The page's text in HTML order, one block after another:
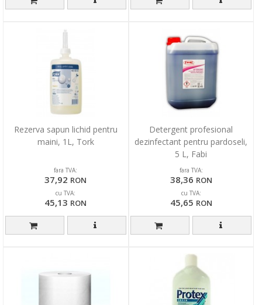
Rezerva sapun lichid pentru
maini, 1L, Tork
fara TVA:
37,92 RON
cu TVA:
45,13 RON
Detergent profesional
dezinfectant pentru pardoseli,
5 L, Fabi
fara TVA:
38,36 RON
cu TVA:
45,65 RON